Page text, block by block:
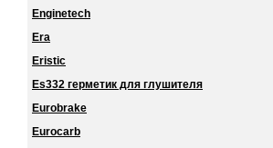
Enginetech
Era
Eristic
Es332 герметик для глушителя
Eurobrake
Eurocarb